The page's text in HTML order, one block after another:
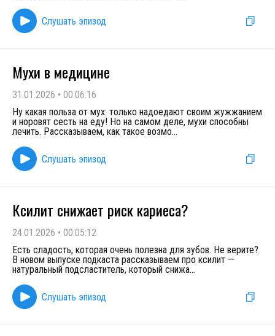
Слушать эпизод
Мухи в медицине
31.01.2026 • 00:06:16
Ну какая польза от мух: только надоедают своим жужжанием
и норовят сесть на еду! Но на самом деле, мухи способны
лечить. Рассказываем, как такое возмо...
Слушать эпизод
Ксилит снижает риск кариеса?
24.01.2026 • 00:05:12
Есть сладость, которая очень полезна для зубов. Не верите?
В новом выпуске подкаста рассказываем про ксилит —
натуральный подсластитель, который снижа...
Слушать эпизод